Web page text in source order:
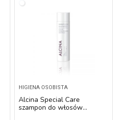
HIGIENA OSOBISTA
Alcina Special Care
szampon do włosów